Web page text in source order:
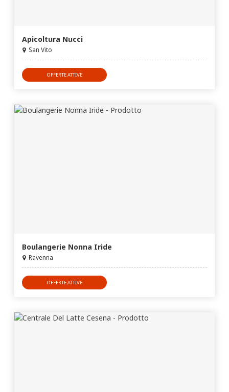
Apicoltura Nucci
San Vito
OFFERTE ATTIVE
Boulangerie Nonna Iride
Ravenna
OFFERTE ATTIVE